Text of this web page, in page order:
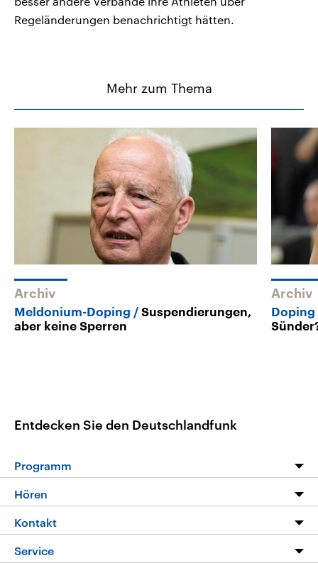
Regeländerungen benachrichtigt hätten.
Mehr zum Thema
Archiv
Meldonium-Doping
Suspendierungen,
aber keine Sperren
Archiv
Doping
Entdecken Sie den Deutschlandfunk
Programm
Programm
Die Nachrichten
Nachrichtenleicht
Hören
Livestream
Kontakt
Hörerservice
Service